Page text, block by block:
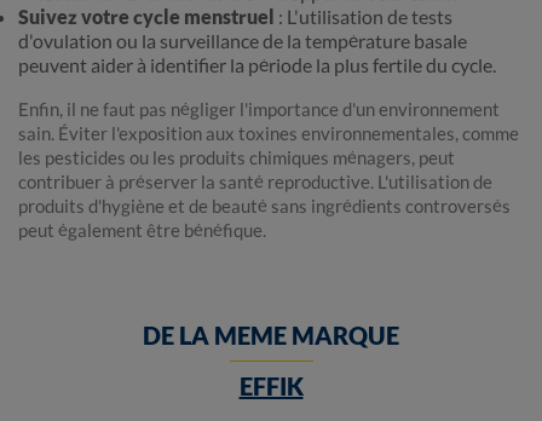
Suivez votre cycle menstruel : L'utilisation de tests
d'ovulation ou la surveillance de la température basale
peuvent aider à identifier la période la plus fertile du cycle.
Enfin, il ne faut pas négliger l'importance d'un environnement
sain. Éviter l'exposition aux toxines environnementales, comme
les pesticides ou les produits chimiques ménagers, peut
contribuer à préserver la santé reproductive. L'utilisation de
produits d'hygiène et de beauté sans ingrédients controversés
peut également être bénéfique.
DE LA MEME MARQUE
EFFIK